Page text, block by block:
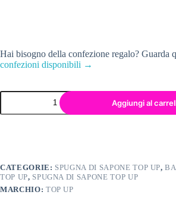
Hai bisogno della confezione regalo? Guarda
confezioni disponibili →
Aggiungi al
CATEGORIE: SPUGNA DI SAPONE TOP UP,
TOP UP, SPUGNA DI SAPONE TOP UP
MARCHIO: TOP UP